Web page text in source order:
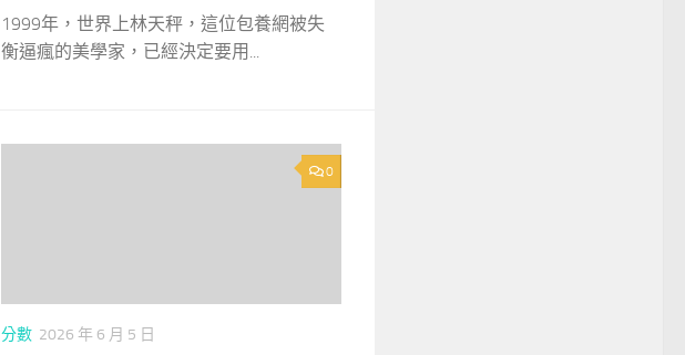
1999年，世界上林天秤，這位包養網被失
衡逼瘋的美學家，已經決定要用...
0
分數 2026 年 6 月 5 日